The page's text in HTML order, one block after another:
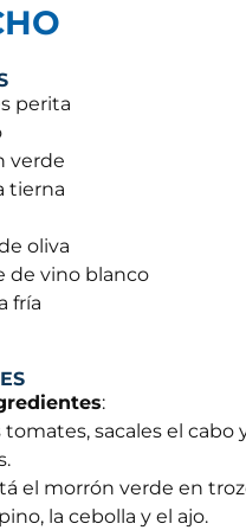
perita
verde
tierna
oliva
de vino blanco
fría
:
tomates, sacales el cabo
el morrón verde en
la cebolla y el ajo.